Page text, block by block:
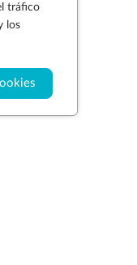
tráfico
los